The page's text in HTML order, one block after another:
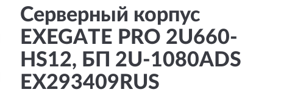
Серверный корпус
EXEGATE PRO 2U660-
HS12, БП 2U-1080ADS
EX293409RUS